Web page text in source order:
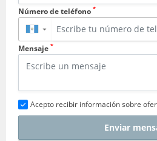
Número de teléfono *
▼
Mensaje *
Acepto recibir información sobre
Enviar